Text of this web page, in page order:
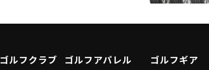
ゴルフクラブ ゴルフアパレル ゴルフギア